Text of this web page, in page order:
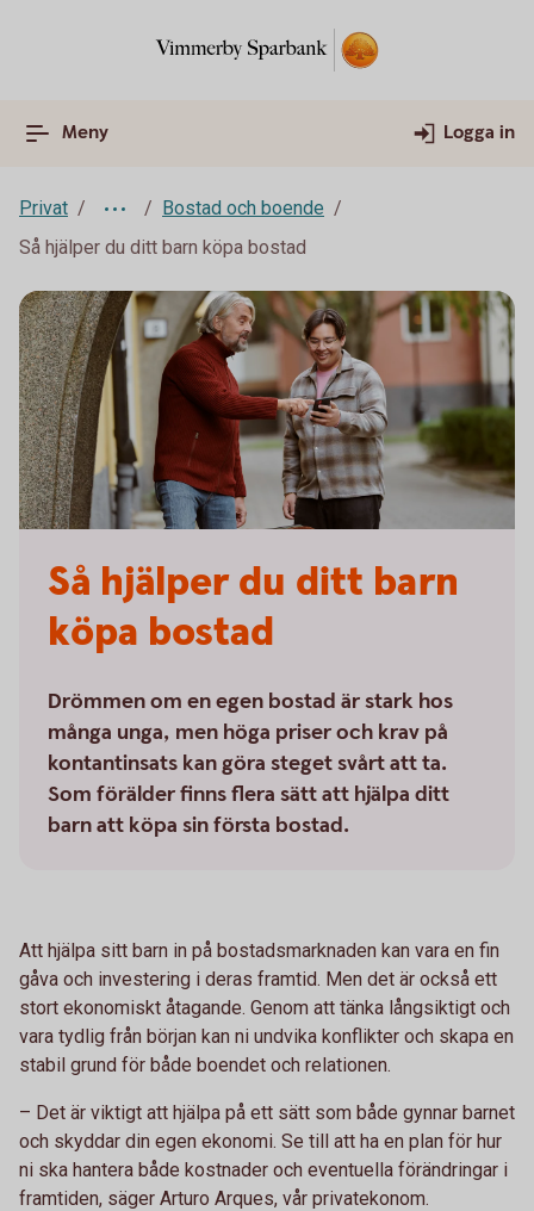
Meny Logga in
Privat
Bostad och boende
Så hjälper du ditt barn köpa bostad
Så hjälper du ditt barn
köpa bostad
Drömmen om en egen bostad är stark hos
många unga, men höga priser och krav på
kontantinsats kan göra steget svårt att ta.
Som förälder finns flera sätt att hjälpa ditt
barn att köpa sin första bostad.
Att hjälpa sitt barn in på bostadsmarknaden kan vara en fin
gåva och investering i deras framtid. Men det är också ett
stort ekonomiskt åtagande. Genom att tänka långsiktigt och
vara tydlig från början kan ni undvika konflikter och skapa en
stabil grund för både boendet och relationen.
– Det är viktigt att hjälpa på ett sätt som både gynnar barnet
och skyddar din egen ekonomi. Se till att ha en plan för hur
ni ska hantera både kostnader och eventuella förändringar i
framtiden, säger Arturo Arques, vår privatekonom.